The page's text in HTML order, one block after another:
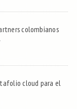
colombianos
cloud para el